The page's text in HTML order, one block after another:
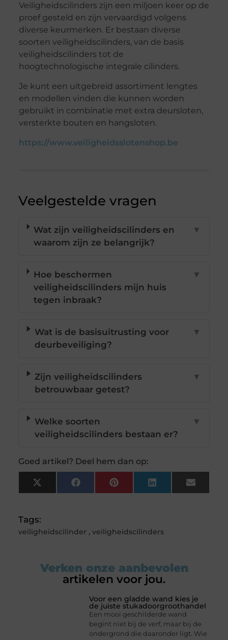
Veiligheidscilinders zijn een miljoen keer op de
proef gesteld en zijn vervaardigd volgens
diverse keurmerken. Er bestaan diverse
soorten veiligheidscilinders, van de basis
veiligheidscilinders tot de
hoogtechnologische integrale cilinders.
Je kunt een uitgebreid assortiment lengtes
en modellen vinden die kunnen worden
gebruikt in combinatie met extra deursloten,
versterkte bouten en hangsloten.
https://www.veiligheidsslotenshop.be
Veelgestelde vragen
Wat zijn veiligheidscilinders en
waarom zijn ze belangrijk?
▼
Hoe beschermen
veiligheidscilinders mijn huis
tegen inbraak?
▼
Wat is de basisuitrusting voor
deurbeveiliging?
▼
Zijn veiligheidscilinders
betrouwbaar getest?
▼
Welke soorten
veiligheidscilinders bestaan er?
▼
Goed artikel? Deel hem dan op:
X
(Twitter)
FacebookPinterestLinkedInEmail
Tags:
veiligheidscilinder , veiligheidscilinders
Verken onze aanbevolen
artikelen voor jou.
Voor een gladde wand kies je
de juiste stukadoorgroothandel
Een mooi geschilderde wand
begint niet bij de verf, maar bij de
ondergrond die daaronder ligt. Wie